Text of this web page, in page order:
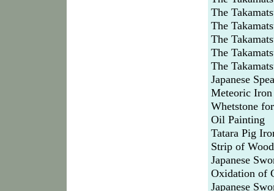
The
The
The
The
The
Japanese
Meteoric Iron
Whetstone
Oil Painting
Tatara Pig
Strip of
Japanese
Oxidation of
Japanese